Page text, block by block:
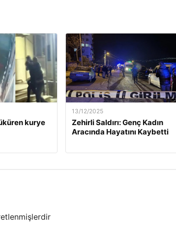
kurye
13/12/2025
Zehirli Saldırı: Genç Kadın
Aracında Hayatını Kaybetti